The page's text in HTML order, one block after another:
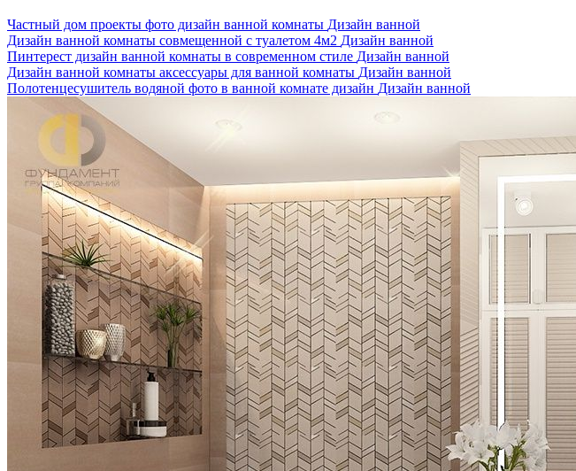
Частный дом проекты фото дизайн ванной комнаты Дизайн ванной
Дизайн ванной комнаты совмещенной с туалетом 4м2 Дизайн ванной
Пинтерест дизайн ванной комнаты в современном стиле Дизайн ванной
Дизайн ванной комнаты аксессуары для ванной комнаты Дизайн ванной
Полотенцесушитель водяной фото в ванной комнате дизайн Дизайн ванной